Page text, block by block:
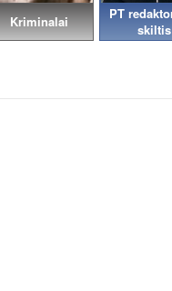
Kriminalai
PT
skiltis